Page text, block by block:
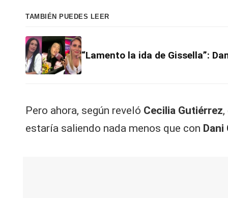
TAMBIÉN PUEDES LEER
“Lamento la ida de Gissella”:
Pero ahora, según reveló Cecilia Gutiérrez
estaría saliendo nada menos que con Dani